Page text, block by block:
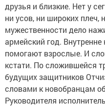
друзья и близкие. Нет у
ни усов, ни широких плеч,
мужественности дело
армейский год.
помогают взрослые. И
кстати. По сложившейся
будущих защитников
словами к новобранцам
Руководителя